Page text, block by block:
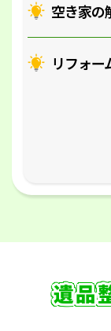
空き家の
リフォー
遺品